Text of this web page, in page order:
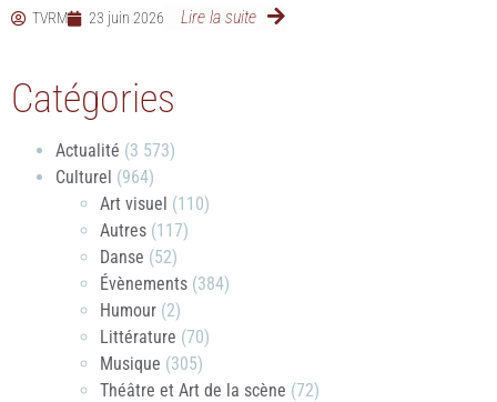
TVRM 23 juin 2026 Lire la suite
Catégories
Actualité (3 573)
Culturel (964)
Art visuel (110)
Autres (117)
Danse (52)
Évènements (384)
Humour (2)
Littérature (70)
Musique (305)
Théâtre et Art de la scène (72)